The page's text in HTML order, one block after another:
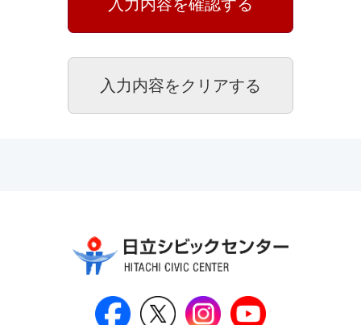
日立シビックセンター公式
日立シビックセンター
日立シビックセ